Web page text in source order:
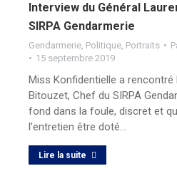
Interview du Général
SIRPA Gendarmerie
Gendarmerie Politique Portraits
15 septembre 2019
Miss Konfidentielle a rencontré
Bitouzet, Chef du SIRPA
fond dans la foule, discret et
l’entretien être doté…
Lire la suite